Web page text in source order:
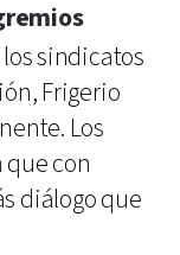
sindicatos
Frigerio
Los
con
diálogo que